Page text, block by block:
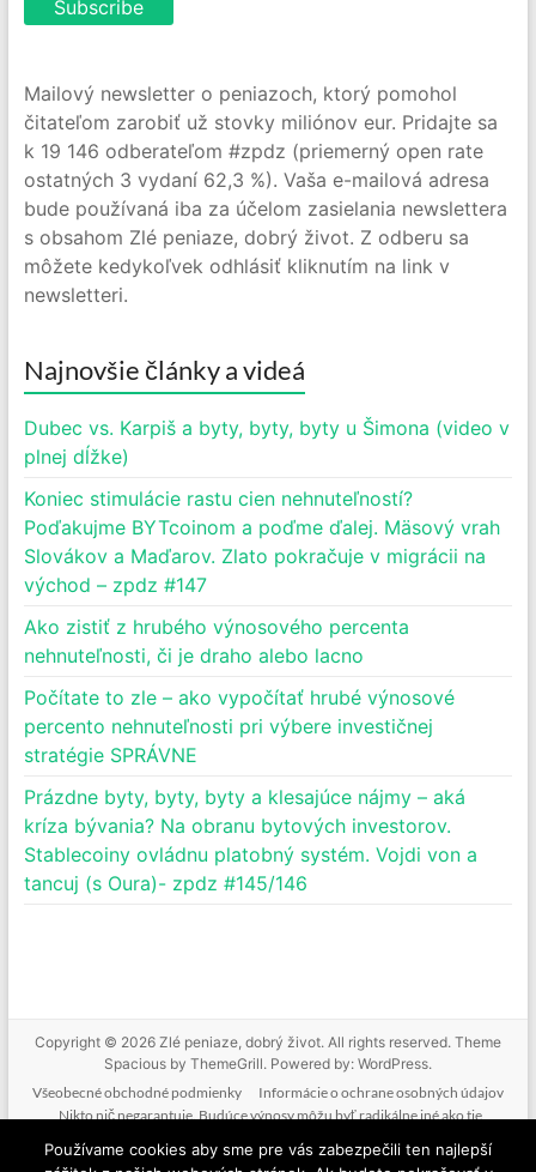
Mailový newsletter o peniazoch, ktorý pomohol
čitateľom zarobiť už stovky miliónov eur. Pridajte sa
k 19 146 odberateľom #zpdz (priemerný open rate
ostatných 3 vydaní 62,3 %). Vaša e-mailová adresa
bude používaná iba za účelom zasielania newslettera
s obsahom Zlé peniaze, dobrý život. Z odberu sa
môžete kedykoľvek odhlásiť kliknutím na link v
newsletteri.
Najnovšie články a videá
Dubec vs. Karpiš a byty, byty, byty u Šimona (video v
plnej dĺžke)
Koniec stimulácie rastu cien nehnuteľností?
Poďakujme BYTcoinom a poďme ďalej. Mäsový vrah
Slovákov a Maďarov. Zlato pokračuje v migrácii na
východ – zpdz #147
Ako zistiť z hrubého výnosového percenta
nehnuteľnosti, či je draho alebo lacno
Počítate to zle – ako vypočítať hrubé výnosové
percento nehnuteľnosti pri výbere investičnej
stratégie SPRÁVNE
Prázdne byty, byty, byty a klesajúce nájmy – aká
kríza bývania? Na obranu bytových investorov.
Stablecoiny ovládnu platobný systém. Vojdi von a
tancuj (s Oura)- zpdz #145/146
Copyright © 2026 Zlé peniaze, dobrý život. All rights reserved. Theme
Spaciousby ThemeGrill. Powered by: WordPress.
Všeobecné obchodné podmienky
Informácie o ochrane osobných údajov
Nikto nič negarantuje. Budúce výnosy môžu byť radikálne iné ako tie
doterajšie. Nikto nevie predpovedať budúcnosť. Tak ako nebudeme mať podiel
na vašich ziskoch, nenesieme zodpovednosť ani za vaše straty. Poskytované
Používame cookies aby sme pre vás zabezpečili ten najlepší